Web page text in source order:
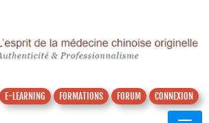
E-LEARNING FORMATIONS FORUM CONNEXION